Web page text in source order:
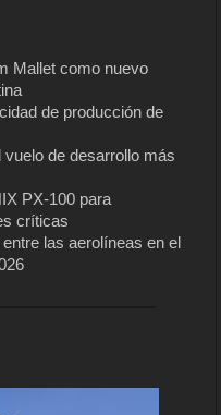
Mallet como nuevo
de producción de
de desarrollo más
PX-100 para
críticas
las aerolíneas en el